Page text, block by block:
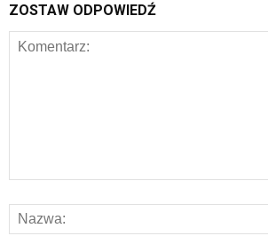
ZOSTAW ODPOWIEDŹ